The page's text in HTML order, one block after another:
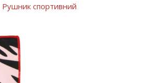
Рушник спортивний